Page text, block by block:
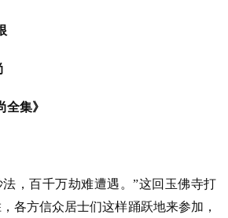
全集》
，百千万劫难遭遇。”这回玉佛寺打
各方信众居士们这样踊跃地来参加，